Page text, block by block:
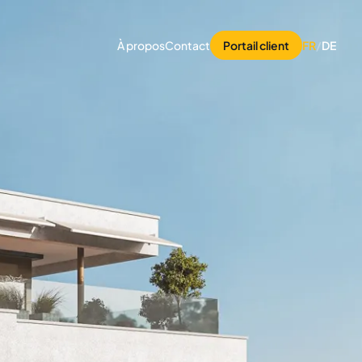
À proposContact Portail client FR/DE